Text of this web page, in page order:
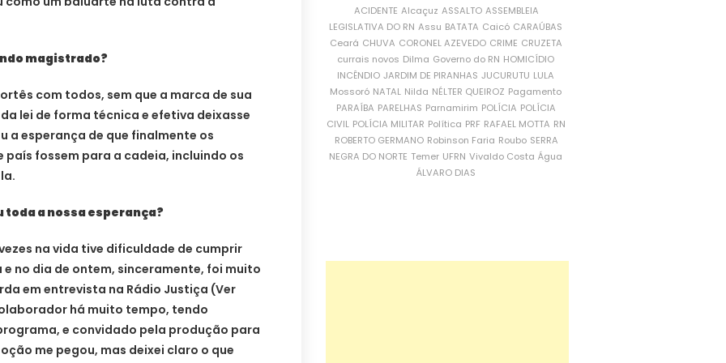
magistrado?
com todos, sem que a marca de sua
lei de forma técnica e efetiva deixasse
a esperança de que finalmente os
fossem para a cadeia, incluindo os
toda a nossa esperança?
na vida tive dificuldade de cumprir
no dia de ontem, sinceramente, foi muito
em entrevista na Rádio Justiça (Ver
há muito tempo, tendo
e convidado pela produção para
me pegou, mas deixei claro o que
ACIDENTE Alcaçuz ASSALTO ASSEMBLEIA
LEGISLATIVA DO RN Assu BATATA Caicó CARAÚBAS
Ceará CHUVA CORONEL AZEVEDO CRIME CRUZETA
currais novos Dilma Governo do RN HOMICÍDIO
INCÊNDIO JARDIM DE PIRANHAS JUCURUTU LULA
Mossoró NATAL Nilda NÉLTER QUEIROZ Pagamento
PARAÍBA PARELHAS Parnamirim POLÍCIA POLÍCIA
CIVIL POLÍCIA MILITAR Política PRF RAFAEL MOTTA RN
ROBERTO GERMANO Robinson Faria Roubo SERRA
NEGRA DO NORTE Temer UFRN Vivaldo Costa Água
ÁLVARO DIAS